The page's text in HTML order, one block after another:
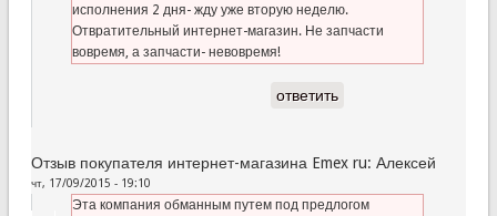
исполнения 2 дня- жду уже вторую неделю.
Отвратительный интернет-магазин. Не запчасти
вовремя, а запчасти- невовремя!
ответить
Отзыв покупателя интернет-магазина Emex ru: Алексей
чт, 17/09/2015 - 19:10
Эта компания обманным путем под предлогом